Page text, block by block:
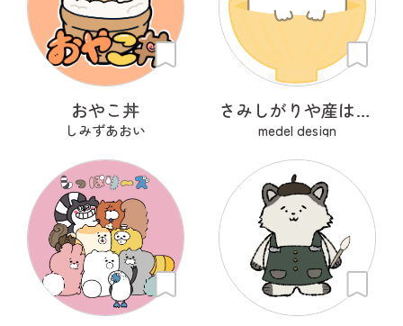
おやこ丼
しみずあおい
さみしがりや産はんちゃん
medel design